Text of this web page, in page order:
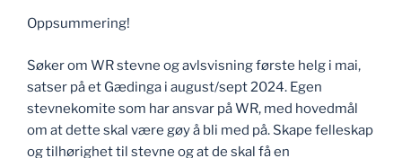
Oppsummering!
Søker om WR stevne og avlsvisning første helg i mai,
satser på et Gædinga i august/sept 2024. Egen
stevnekomite som har ansvar på WR, med hovedmål
om at dette skal være gøy å bli med på. Skape felleskap
og tilhørighet til stevne og at de skal få en